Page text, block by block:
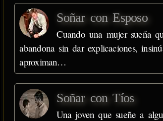
Soñar con Esposo
Cuando una mujer sueña
abandona sin dar explicaciones,
aproximan…
Soñar con Tíos
Una joven que sueñe a